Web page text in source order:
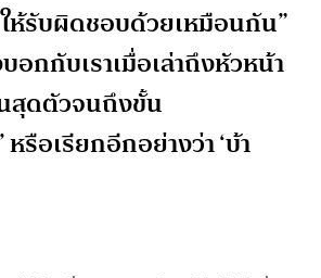
ห้รับผิดชอบด้วยเหมือนกัน”
กกับเราเมื่อเล่าถึงหัวหน้า
สุดตัวจนถึงขั้น
รือเรียกอีกอย่างว่า ‘บ้า